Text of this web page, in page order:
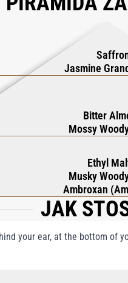
Jasmine
Bitter
Mossy
Ethyl
Musky
Ambroxan
JAK
your ear, at the bottom of